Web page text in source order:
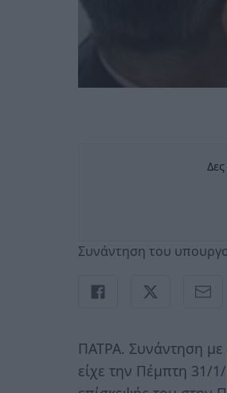
Συνάντηση του
ΠΑΤΡΑ. Συνάντηση με
είχε την Πέμπτη 31/